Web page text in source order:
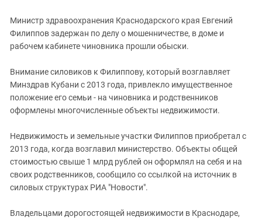
Северная Осетия - Алания
СКФО
Южная Осетия
Южный Кавказ
ЮФО
Министр здравоохранения Краснодарского края Евгений
Филиппов задержан по делу о мошенничестве, в доме и
рабочем кабинете чиновника прошли обыски.
Внимание силовиков к Филиппову, который возглавляет
Минздрав Кубани с 2013 года, привлекло имущественное
положение его семьи - на чиновника и родственников
оформлены многочисленные объекты недвижимости.
Недвижимость и земельные участки Филиппов приобретал с
2013 года, когда возглавил министерство. Объекты общей
стоимостью свыше 1 млрд рублей он оформлял на себя и на
своих родственников, сообщило со ссылкой на источник в
силовых структурах РИА "Новости".
Владельцами дорогостоящей недвижимости в Краснодаре,